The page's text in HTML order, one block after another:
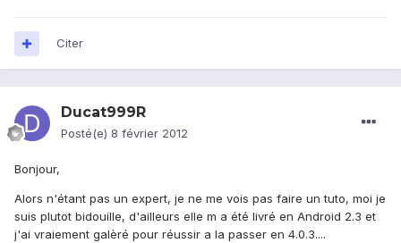
Citer
Ducat999R
Posté(e) 8 février 2012
Bonjour,
Alors n'étant pas un expert, je ne me vois pas faire un tuto, moi je
suis plutot bidouille, d'ailleurs elle m a été livré en Android 2.3 et
j'ai vraiement galèré pour réussir a la passer en 4.0.3....